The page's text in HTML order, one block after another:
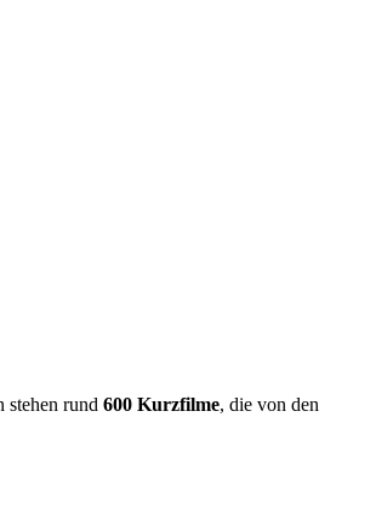
stehen rund 600 Kurzfilme, die von den